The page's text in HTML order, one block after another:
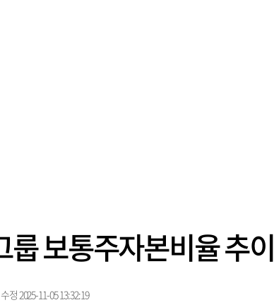
보통주자본비율 추이
수정 2025-11-05 13:32:19